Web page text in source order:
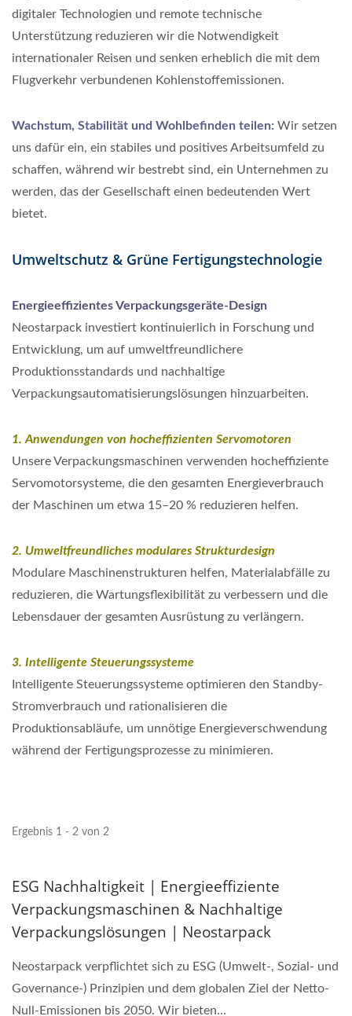
digitaler Technologien und remote technische
Unterstützung reduzieren wir die Notwendigkeit
internationaler Reisen und senken erheblich die mit dem
Flugverkehr verbundenen Kohlenstoffemissionen.
Wachstum, Stabilität und Wohlbefinden teilen: Wir setzen
uns dafür ein, ein stabiles und positives Arbeitsumfeld zu
schaffen, während wir bestrebt sind, ein Unternehmen zu
werden, das der Gesellschaft einen bedeutenden Wert
bietet.
Umweltschutz & Grüne Fertigungstechnologie
Energieeffizientes Verpackungsgeräte-Design
Neostarpack investiert kontinuierlich in Forschung und
Entwicklung, um auf umweltfreundlichere
Produktionsstandards und nachhaltige
Verpackungsautomatisierungslösungen hinzuarbeiten.
1. Anwendungen von hocheffizienten Servomotoren
Unsere Verpackungsmaschinen verwenden hocheffiziente
Servomotorsysteme, die den gesamten Energieverbrauch
der Maschinen um etwa 15–20 % reduzieren helfen.
2. Umweltfreundliches modulares Strukturdesign
Modulare Maschinenstrukturen helfen, Materialabfälle zu
reduzieren, die Wartungsflexibilität zu verbessern und die
Lebensdauer der gesamten Ausrüstung zu verlängern.
3. Intelligente Steuerungssysteme
Intelligente Steuerungssysteme optimieren den Standby-
Stromverbrauch und rationalisieren die
Produktionsabläufe, um unnötige Energieverschwendung
während der Fertigungsprozesse zu minimieren.
Ergebnis 1 - 2 von 2
ESG Nachhaltigkeit | Energieeffiziente
Verpackungsmaschinen & Nachhaltige
Verpackungslösungen | Neostarpack
Neostarpack verpflichtet sich zu ESG (Umwelt-, Sozial- und
Governance-) Prinzipien und dem globalen Ziel der Netto-
Null-Emissionen bis 2050. Wir bieten...